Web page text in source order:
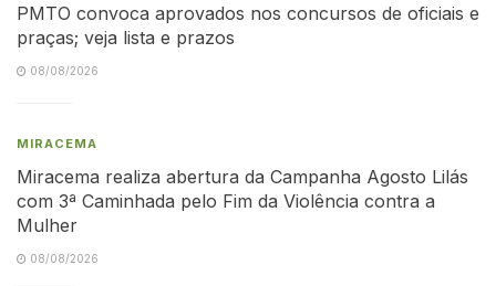
PMTO convoca aprovados nos concursos de oficiais e
praças; veja lista e prazos
08/08/2026
MIRACEMA
Miracema realiza abertura da Campanha Agosto Lilás
com 3ª Caminhada pelo Fim da Violência contra a
Mulher
08/08/2026